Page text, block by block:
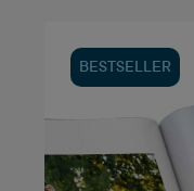
BESTSELLER